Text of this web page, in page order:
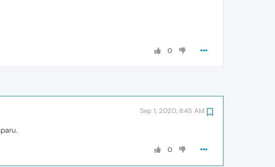
0
Sep 1, 2020, 8:45 AM
0